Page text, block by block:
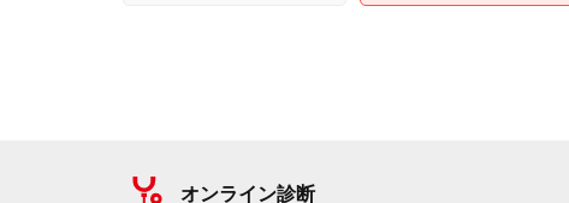
オンライン診断